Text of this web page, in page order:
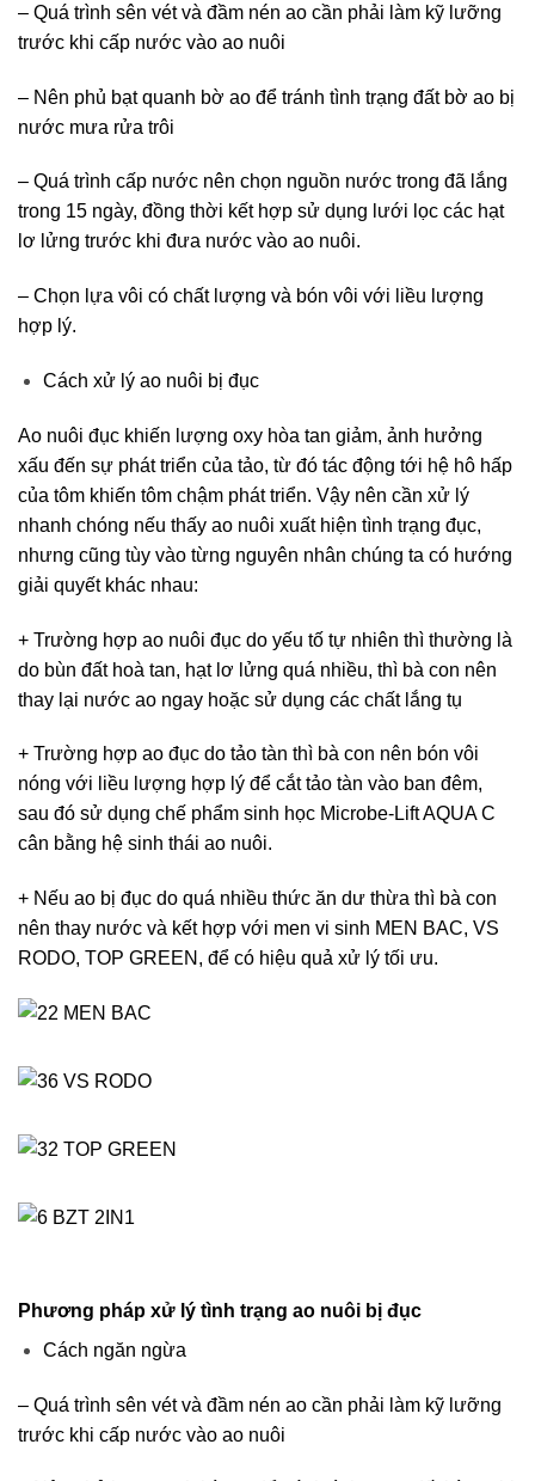
– Quá trình sên vét và đầm nén ao cần phải làm kỹ lưỡng
trước khi cấp nước vào ao nuôi
– Nên phủ bạt quanh bờ ao để tránh tình trạng đất bờ ao bị
nước mưa rửa trôi
– Quá trình cấp nước nên chọn nguồn nước trong đã lắng
trong 15 ngày, đồng thời kết hợp sử dụng lưới lọc các hạt
lơ lửng trước khi đưa nước vào ao nuôi.
– Chọn lựa vôi có chất lượng và bón vôi với liều lượng
hợp lý.
Cách xử lý ao nuôi bị đục
Ao nuôi đục khiến lượng oxy hòa tan giảm, ảnh hưởng
xấu đến sự phát triển của tảo, từ đó tác động tới hệ hô hấp
của tôm khiến tôm chậm phát triển. Vậy nên cần xử lý
nhanh chóng nếu thấy ao nuôi xuất hiện tình trạng đục,
nhưng cũng tùy vào từng nguyên nhân chúng ta có hướng
giải quyết khác nhau:
+ Trường hợp ao nuôi đục do yếu tố tự nhiên thì thường là
do bùn đất hoà tan, hạt lơ lửng quá nhiều, thì bà con nên
thay lại nước ao ngay hoặc sử dụng các chất lắng tụ
+ Trường hợp ao đục do tảo tàn thì bà con nên bón vôi
nóng với liều lượng hợp lý để cắt tảo tàn vào ban đêm,
sau đó sử dụng chế phẩm sinh học Microbe-Lift AQUA C
cân bằng hệ sinh thái ao nuôi.
+ Nếu ao bị đục do quá nhiều thức ăn dư thừa thì bà con
nên thay nước và kết hợp với men vi sinh MEN BAC, VS
RODO, TOP GREEN, để có hiệu quả xử lý tối ưu.
Phương pháp xử lý tình trạng ao nuôi bị đục
Cách ngăn ngừa
– Quá trình sên vét và đầm nén ao cần phải làm kỹ lưỡng
trước khi cấp nước vào ao nuôi